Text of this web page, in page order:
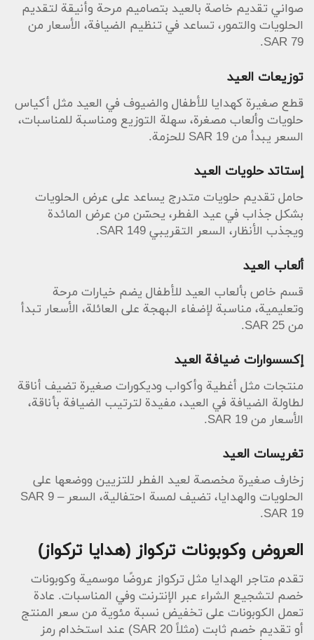
صواني تقديم خاصة بالعيد بتصاميم مرحة وأنيقة لتقديم
الحلويات والتمور، تساعد في تنظيم الضيافة، الأسعار من
SAR 79.
توزيعات العيد
قطع صغيرة كهدايا للأطفال والضيوف في العيد مثل أكياس
حلويات وألعاب مصغرة، سهلة التوزيع ومناسبة للمناسبات،
السعر يبدأ من SAR 19 للحزمة.
إستاتد حلويات العيد
حامل تقديم حلويات متدرج يساعد على عرض الحلويات
بشكل جذاب في عيد الفطر، يحسّن من عرض المائدة
ويجذب الأنظار، السعر التقريبي SAR 149.
ألعاب العيد
قسم خاص بألعاب العيد للأطفال يضم خيارات مرحة
وتعليمية، مناسبة لإضفاء البهجة على العائلة، الأسعار تبدأ
من SAR 25.
إكسسوارات ضيافة العيد
منتجات مثل أغطية وأكواب وديكورات صغيرة تضيف أناقة
لطاولة الضيافة في العيد، مفيدة لترتيب الضيافة بأناقة،
الأسعار من SAR 19.
تغريسات العيد
زخارف صغيرة مخصصة لعيد الفطر للتزيين ووضعها على
الحلويات والهدايا، تضيف لمسة احتفالية، السعر SAR 9 –
SAR 19.
العروض وكوبونات تركواز (هدايا تركواز)
تقدم متاجر الهدايا مثل تركواز عروضًا موسمية وكوبونات
خصم لتشجيع الشراء عبر الإنترنت وفي المناسبات. عادة
تعمل الكوبونات على تخفيض نسبة مئوية من سعر المنتج
أو تقديم خصم ثابت (مثلاً SAR 20) عند استخدام رمز